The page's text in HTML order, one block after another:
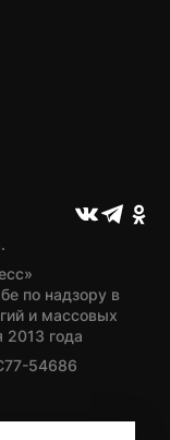
по надзору в
и массовых
года
54686